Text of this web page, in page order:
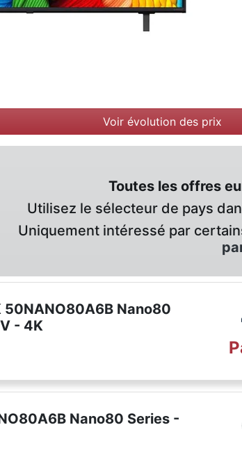
Voir évolution des prix
Toutes les offres
Utilisez le sélecteur de pays
Uniquement intéressé par
50NANO80A6B Nano80
- 4K
Nano80 Series -